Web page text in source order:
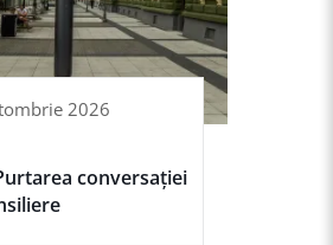
2026
conversației